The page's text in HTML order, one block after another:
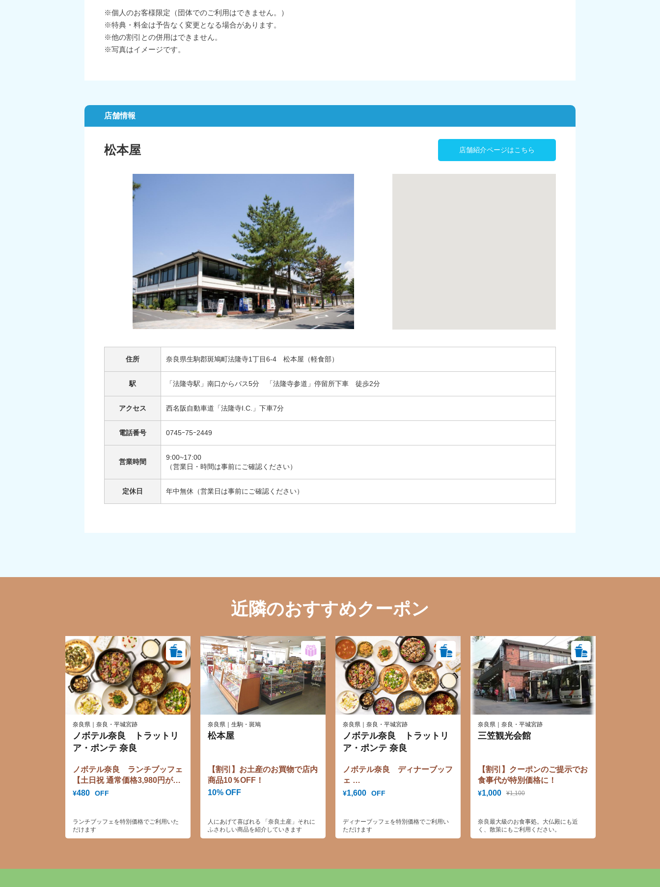
※個人のお客様限定（団体でのご利用はできません。）
※特典・料金は予告なく変更となる場合があります。
※他の割引との併用はできません。
※写真はイメージです。
店舗情報
松本屋 店舗紹介ページはこちら
住所 奈良県生駒郡斑鳩町法隆寺1丁目6-4 松本屋（軽食部）
駅 「法隆寺駅」南口からバス5分 「法隆寺参道」停留所下車 徒歩2分
アクセス 西名阪自動車道「法隆寺I.C.」下車7分
電話番号 0745ｰ75ｰ2449
営業時間
9:00~17:00
（営業日・時間は事前にご確認ください）
定休日 年中無休（営業日は事前にご確認ください）
近隣のおすすめクーポン
奈良県｜奈良・平城宮跡
ノボテル奈良 トラットリ
ア・ポンテ 奈良
ノボテル奈良 ランチブッフェ
【土日祝 通常価格3,980円が
3,500円に♪】
¥480 OFF
ランチブッフェを特別価格でご利用いた
だけます
奈良県｜生駒・斑鳩
松本屋
【割引】お土産のお買物で店内
商品10％OFF！
10% OFF
人にあげて喜ばれる 「奈良土産」それに
ふさわしい商品を紹介していきます
奈良県｜奈良・平城宮跡
ノボテル奈良 トラットリ
ア・ポンテ 奈良
ノボテル奈良 ディナーブッフ
ェ
【通常6,600円が5,000円に♪】
¥1,600 OFF
ディナーブッフェを特別価格でご利用い
ただけます
奈良県｜奈良・平城宮跡
三笠観光会館
【割引】クーポンのご提示でお
食事代が特別価格に！
¥1,000 ¥1,100
奈良最大級のお食事処。大仏殿にも近
く、散策にもご利用ください。